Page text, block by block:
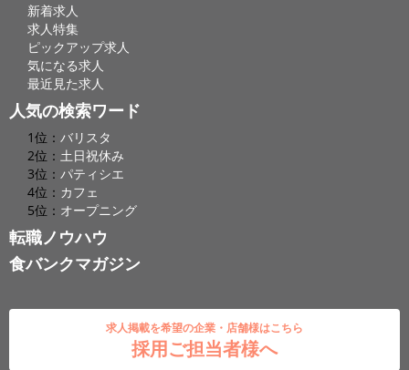
新着求人
求人特集
ピックアップ求人
気になる求人
最近見た求人
人気の検索ワード
1位： バリスタ
2位： 土日祝休み
3位： パティシエ
4位： カフェ
5位： オープニング
転職ノウハウ
食バンクマガジン
求人掲載を希望の企業・店舗様はこちら
採用ご担当者様へ